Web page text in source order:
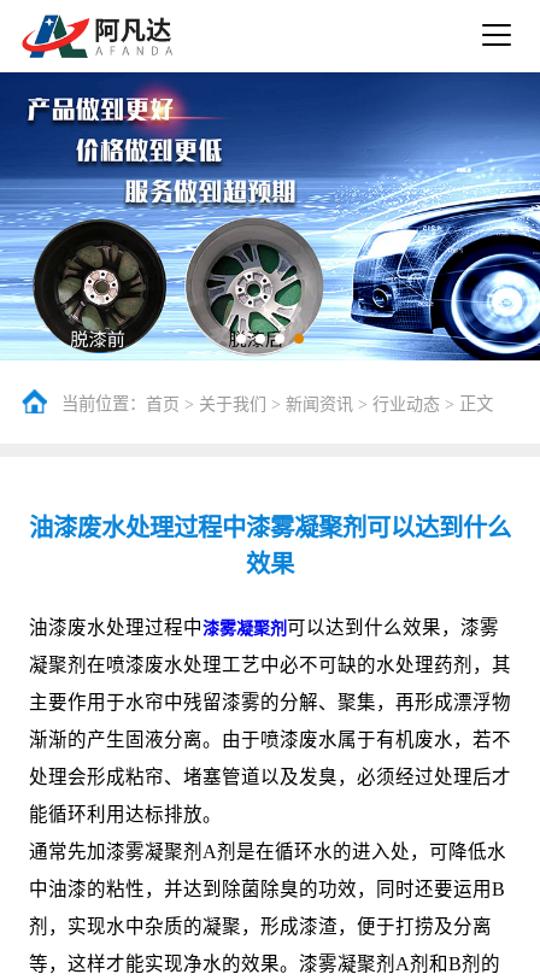
当前位置： 首页 > 关于我们 > 新闻资讯 > 行业动态> 正文
油漆废水处理过程中漆雾凝聚剂可以达到什么
效果
油漆废水处理过程中漆雾凝聚剂 可以达到什么效果，漆雾
凝聚剂在喷漆废水处理工艺中必不可缺的水处理药剂，其
主要作用于水帘中残留漆雾的分解、聚集，再形成漂浮物
渐渐的产生固液分离。由于喷漆废水属于有机废水，若不
处理会形成粘帘、堵塞管道以及发臭，必须经过处理后才
能循环利用达标排放。
通常先加漆雾凝聚剂A剂是在循环水的进入处，可降低水
中油漆的粘性，并达到除菌除臭的功效，同时还要运用B
剂，实现水中杂质的凝聚，形成漆渣，便于打捞及分离
等，这样才能实现净水的效果。漆雾凝聚剂A剂和B剂的